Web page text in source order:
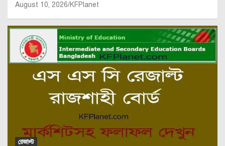
August 10, 2026 KFPlanet
রেজাল্ট